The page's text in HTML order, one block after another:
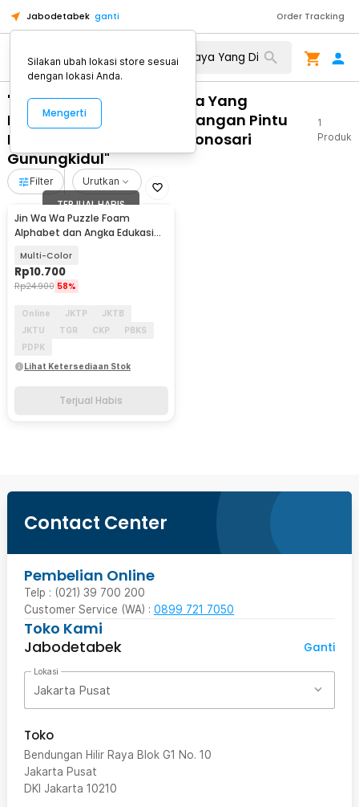
Jabodetabek ganti Order Tracking
"WA 0859 3970 0884 Biaya Yang
Dibutuhkan Untuk Pemasangan Pintu
Kaca Belakang Rumah Wonosari
Gunungkidul"
1
Produk
Filter Urutkan
TERJUAL HABIS
Jin Wa Wa Puzzle Foam
Alphabet dan Angka Edukasi
Multi-Color
Rp10.700
Rp24.900 58%
Online JKTP
JKTB
JKTU
TGR CKP
PBKS
PDPK
Lihat Ketersediaan Stok
Terjual Habis
Contact Center
Pembelian Online
Telp : (021) 39 700 200
Customer Service (WA) : 0899 721 7050
Toko Kami
Jabodetabek
Ganti
Lokasi
Jakarta Pusat
Toko
Bendungan Hilir Raya Blok G1 No. 10
Jakarta Pusat
DKI Jakarta 10210
Silakan ubah lokasi store sesuai
dengan lokasi Anda.
Mengerti